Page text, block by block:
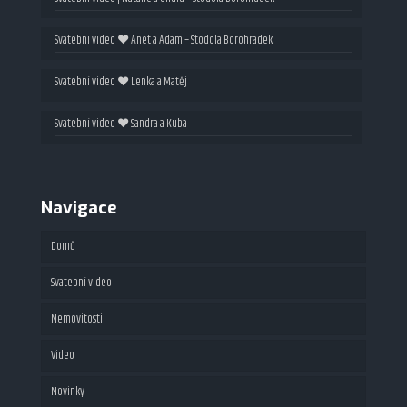
Svatební video ❤ Anet a Adam – Stodola Borohrádek
Svatební video ❤ Lenka a Matěj
Svatební video ❤ Sandra a Kuba
Navigace
Domů
Svatební video
Nemovitosti
Fotografie
Videoprohlídky
Video
Maturitní video
Novinky